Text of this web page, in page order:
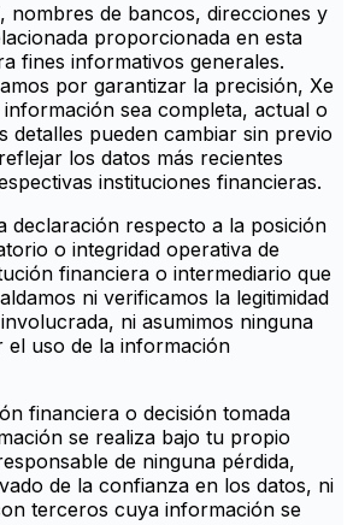
nombres de bancos, direcciones y
proporcionada en esta
fines informativos generales.
por garantizar la precisión, Xe
sea completa, actual o
detalles pueden cambiar sin previo
los datos más recientes
instituciones financieras.
declaración respecto a la posición
o integridad operativa de
financiera o intermediario que
ni verificamos la legitimidad
ni asumimos ninguna
el uso de la información
financiera o decisión tomada
se realiza bajo tu propio
de ninguna pérdida,
de la confianza en los datos, ni
terceros cuya información se